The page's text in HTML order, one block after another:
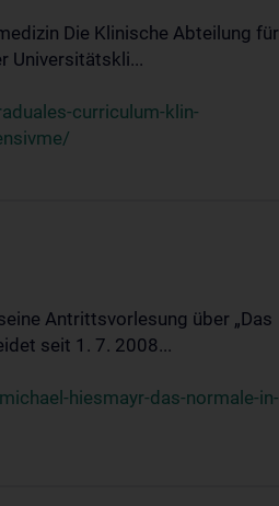
Die Klinische Abteilung für
Universitätskli...
curriculum-klin-
Antrittsvorlesung über „Das
seit 1. 7. 2008...
hiesmayr-das-normale-in-